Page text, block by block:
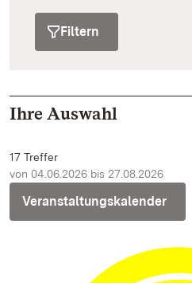
Filtern
Ihre Auswahl
17 Treffer
von 04.06.2026 bis 27.08.2026
Veranstaltungskalender